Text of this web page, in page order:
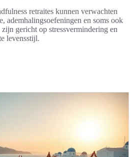
retraites kunnen verwachten
ademhalingsoefeningen en soms ook
gericht op stressvermindering en
levensstijl.